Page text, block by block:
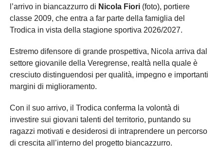
l’arrivo in biancazzurro di Nicola Fiori (foto), portiere
classe 2009, che entra a far parte della famiglia del
Trodica in vista della stagione sportiva 2026/2027.
Estremo difensore di grande prospettiva, Nicola arriva dal
settore giovanile della Veregrense, realtà nella quale è
cresciuto distinguendosi per qualità, impegno e importanti
margini di miglioramento.
Con il suo arrivo, il Trodica conferma la volontà di
investire sui giovani talenti del territorio, puntando su
ragazzi motivati e desiderosi di intraprendere un percorso
di crescita all’interno del progetto biancazzurro.